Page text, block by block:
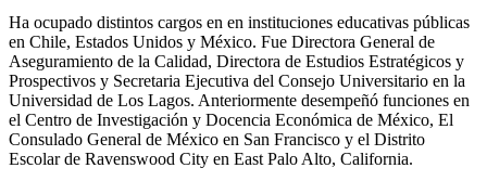
Ha ocupado distintos cargos en en instituciones educativas públicas
en Chile, Estados Unidos y México. Fue Directora General de
Aseguramiento de la Calidad, Directora de Estudios Estratégicos y
Prospectivos y Secretaria Ejecutiva del Consejo Universitario en la
Universidad de Los Lagos. Anteriormente desempeñó funciones en
el Centro de Investigación y Docencia Económica de México, El
Consulado General de México en San Francisco y el Distrito
Escolar de Ravenswood City en East Palo Alto, California.